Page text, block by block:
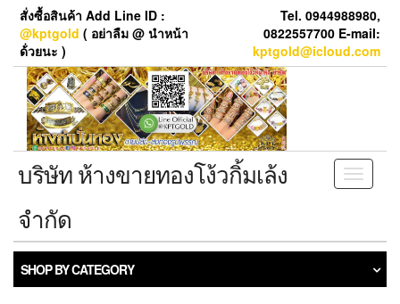
Skip
content
สั่งซื้อสินค้า Add Line ID :
@kptgold ( อย่าลืม @ นำหน้า
ด้่วยนะ )
Tel. 0944988980,
0822557700 E-mail:
kptgold@icloud.com
Toggle
บริษัท ห้างขายทองโง้วกิ้มเล้ง
จำกัด
SHOP BY CATEGORY